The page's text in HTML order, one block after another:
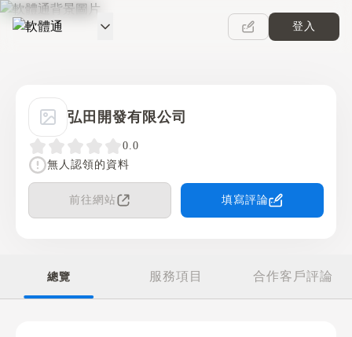
軟體通
登入
弘田開發有限公司
0.0
無人認領的資料
前往網站 填寫評論
總覽 服務項目 合作客戶評論